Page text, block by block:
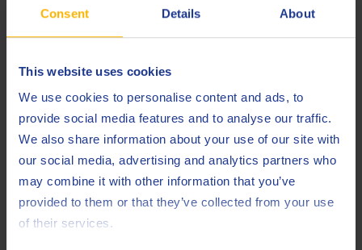
Consent Details About
This website uses cookies
We use cookies to personalise content and ads, to
provide social media features and to analyse our traffic.
We also share information about your use of our site with
our social media, advertising and analytics partners who
may combine it with other information that you’ve
provided to them or that they’ve collected from your use
of their services.
fino a un impressionante 12º posto. Ma già al terzo giro, la
sfortuna ha colpito sotto forma di una foratura, relegandoli